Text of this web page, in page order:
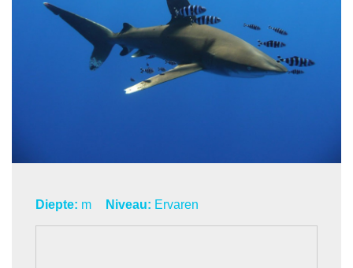
Diepte: m Niveau: Ervaren